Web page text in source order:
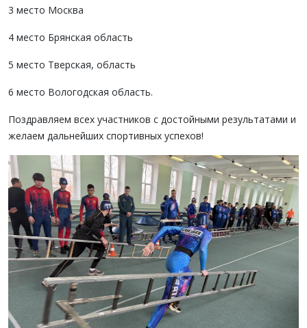
3 место Москва
4 место Брянская область
5 место Тверская, область
6 место Вологодская область.
Поздравляем всех участников с достойными результатами и
желаем дальнейших спортивных успехов!